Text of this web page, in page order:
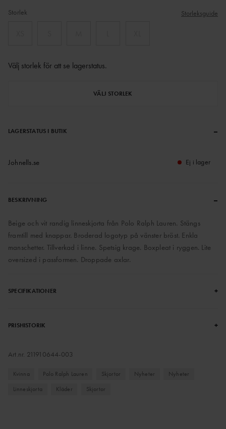
Storlek Storleksguide
Välj storlek för att se lagerstatus.
VÄLJ STORLEK
LAGERSTATUS I BUTIK –
Johnells.se Ej i lager
BESKRIVNING –
Beige och vit randig linneskjorta från Polo Ralph Lauren. Stängs
framtill med knappar. Broderad logotyp på vänster bröst. Enkla
manschetter. Tillverkad i linne. Spetsig krage. Boxpleat i ryggen. Lite
oversized i passformen. Droppade axlar.
SPECIFIKATIONER +
PRISHISTORIK +
Art.nr. 211910644-003
Kvinna Polo Ralph Lauren Skjortor Nyheter
Nyheter
Linneskjorta
Kläder Skjortor